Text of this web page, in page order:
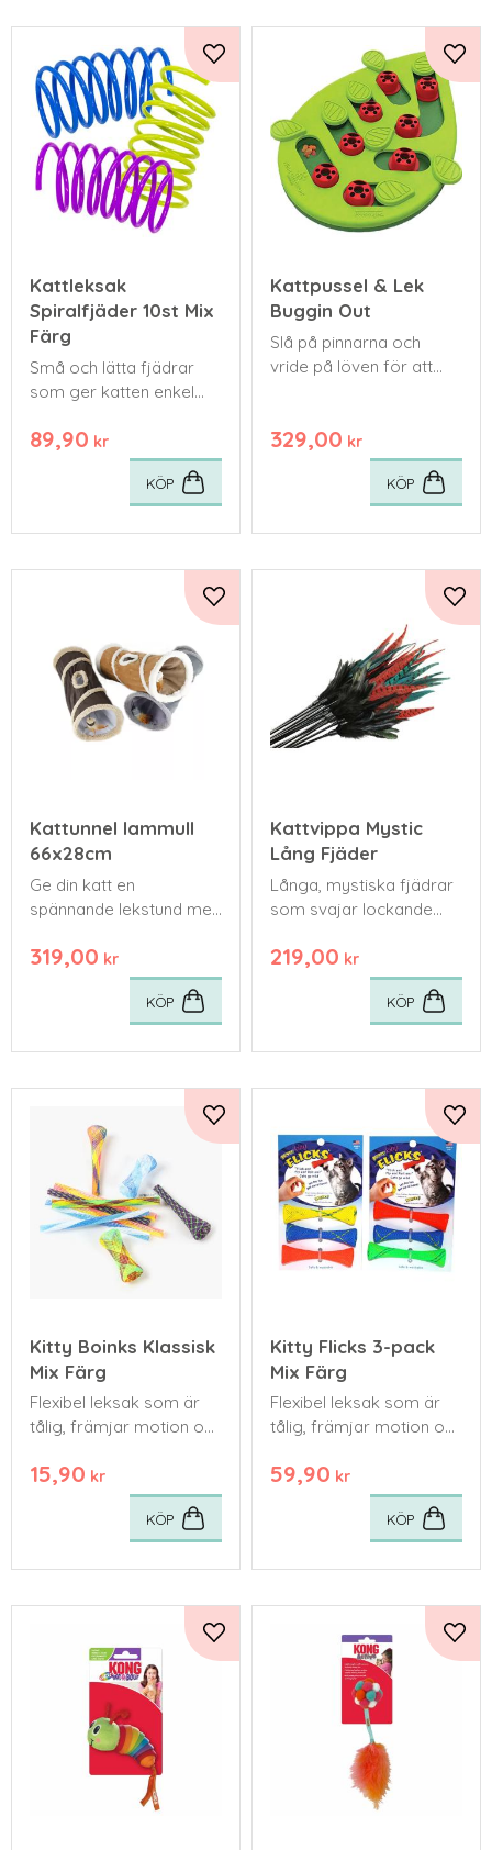
Kattleksak
Spiralfjäder 10st Mix
Färg
Små och lätta fjädrar
som ger katten enkel
lockar fram
jaktbeteendet.
89,90 kr
Lägg till i favoriter
KÖP
Kattpussel & Lek
Buggin Out
Slå på pinnarna och
vride på löven för att
329,00 kr
KÖP
Kattunnel lammull
66x28cm
Ge din katt en
spännande lekstund med
kattleksak.
319,00 kr
Lägg till i favoriter
KÖP
Kattvippa Mystic
Lång Fjäder
Långa, mystiska fjädrar
som svajar lockande
jaktinstinkterna för vilda
språng och pysslingar.
219,00 kr
KÖP
Kitty Boinks Klassisk
Mix Färg
Flexibel leksak som är
tålig, främjar motion och
och katter.
15,90 kr
Lägg till i favoriter
KÖP
Kitty Flicks 3-pack
Mix Färg
Flexibel leksak som är
tålig, främjar motion och
och katter.
59,90 kr
KÖP
Lägg till i favoriter